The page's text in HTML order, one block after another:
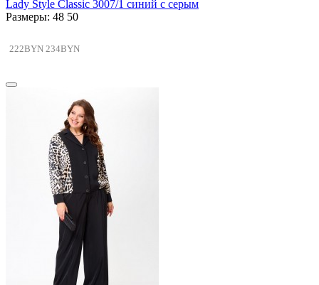
Lady Style Classic 3007/1 синий с серым
Размеры: 48 50
222BYN 234BYN